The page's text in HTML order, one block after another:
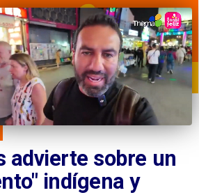
DEPORTES CULTURA
advierte sobre un
indígena y